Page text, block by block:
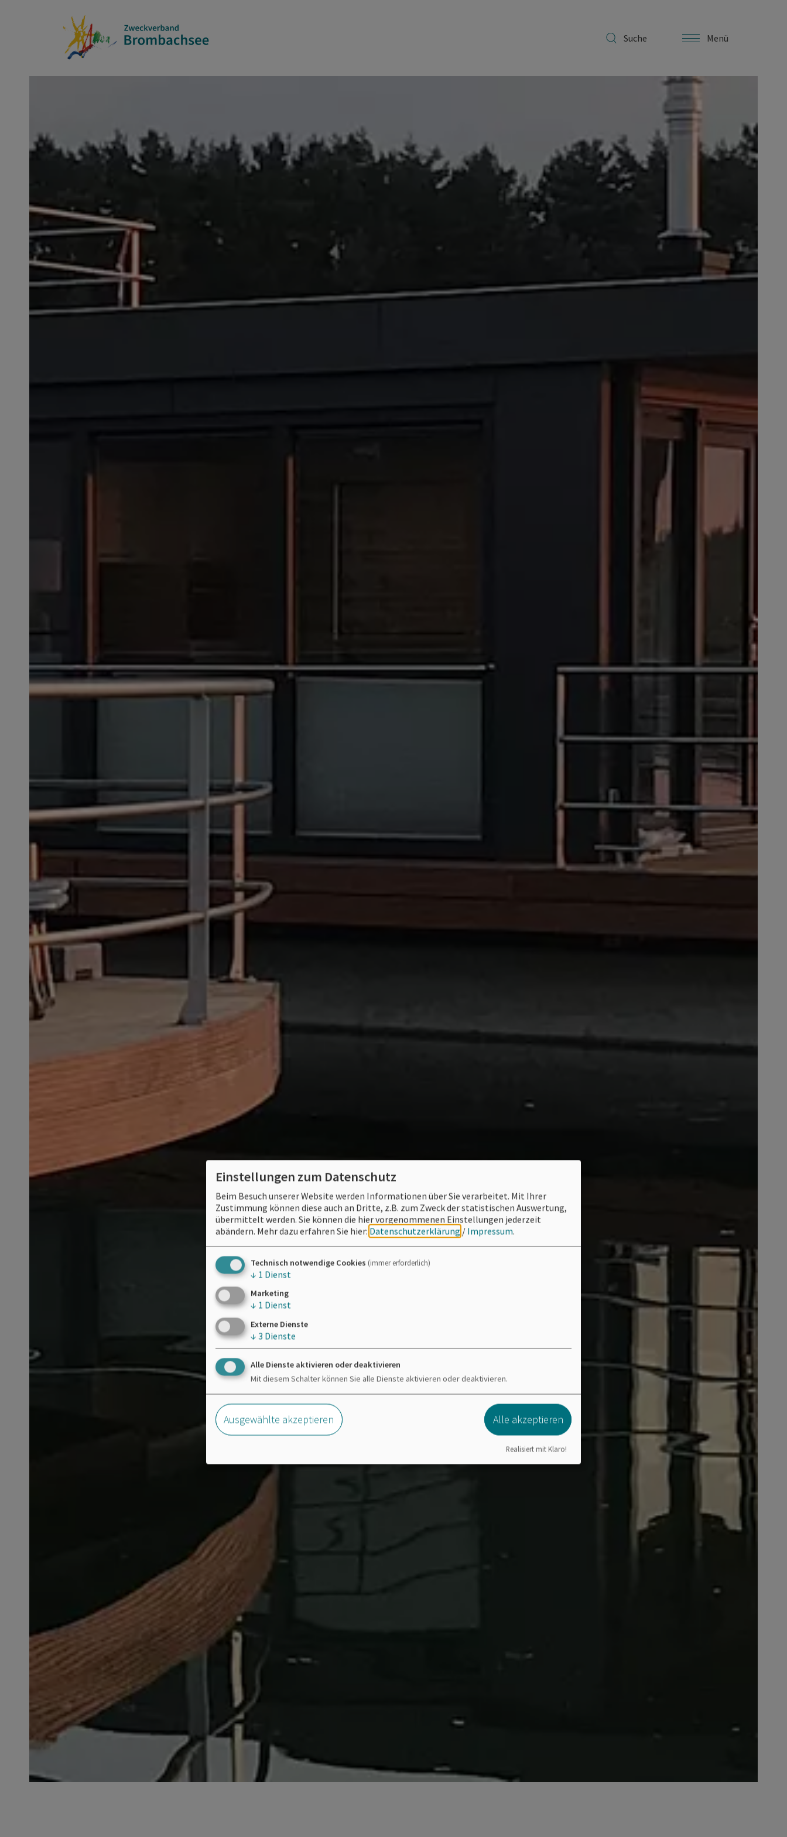
Suche Menü
Einstellungen zum Datenschutz
Beim Besuch unserer Website werden Informationen über Sie verarbeitet. Mit Ihrer
Zustimmung können diese auch an Dritte, z.B. zum Zweck der statistischen Auswertung,
übermittelt werden. Sie können die hier vorgenommenen Einstellungen jederzeit
abändern. Mehr dazu erfahren Sie hier: Datenschutzerklärung / Impressum.
Technisch notwendige Cookies (immer erforderlich)
↓ 1 Dienst
Marketing
↓ 1 Dienst
Externe Dienste
↓ 3 Dienste
Alle Dienste aktivieren oder deaktivieren
Mit diesem Schalter können Sie alle Dienste aktivieren oder deaktivieren.
Ausgewählte akzeptieren Alle akzeptieren
Realisiert mit Klaro!